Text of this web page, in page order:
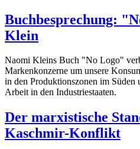
Buchbesprechung:
Klein
Naomi Kleins Buch "No Logo"
Markenkonzerne um unsere
in den Produktionszonen im Süden
Arbeit in den Industriestaaten.
Der marxistische
Kaschmir-Konflikt